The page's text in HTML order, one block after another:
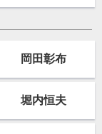
岡田彰布
堀内恒夫